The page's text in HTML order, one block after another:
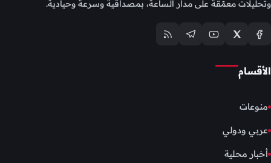
وتحليلات معمّقة على مدار الساعة، بمصداقية وسرعة وحيادية.
الأقسام
منوعات
عربي ودولي
أخبار محلية